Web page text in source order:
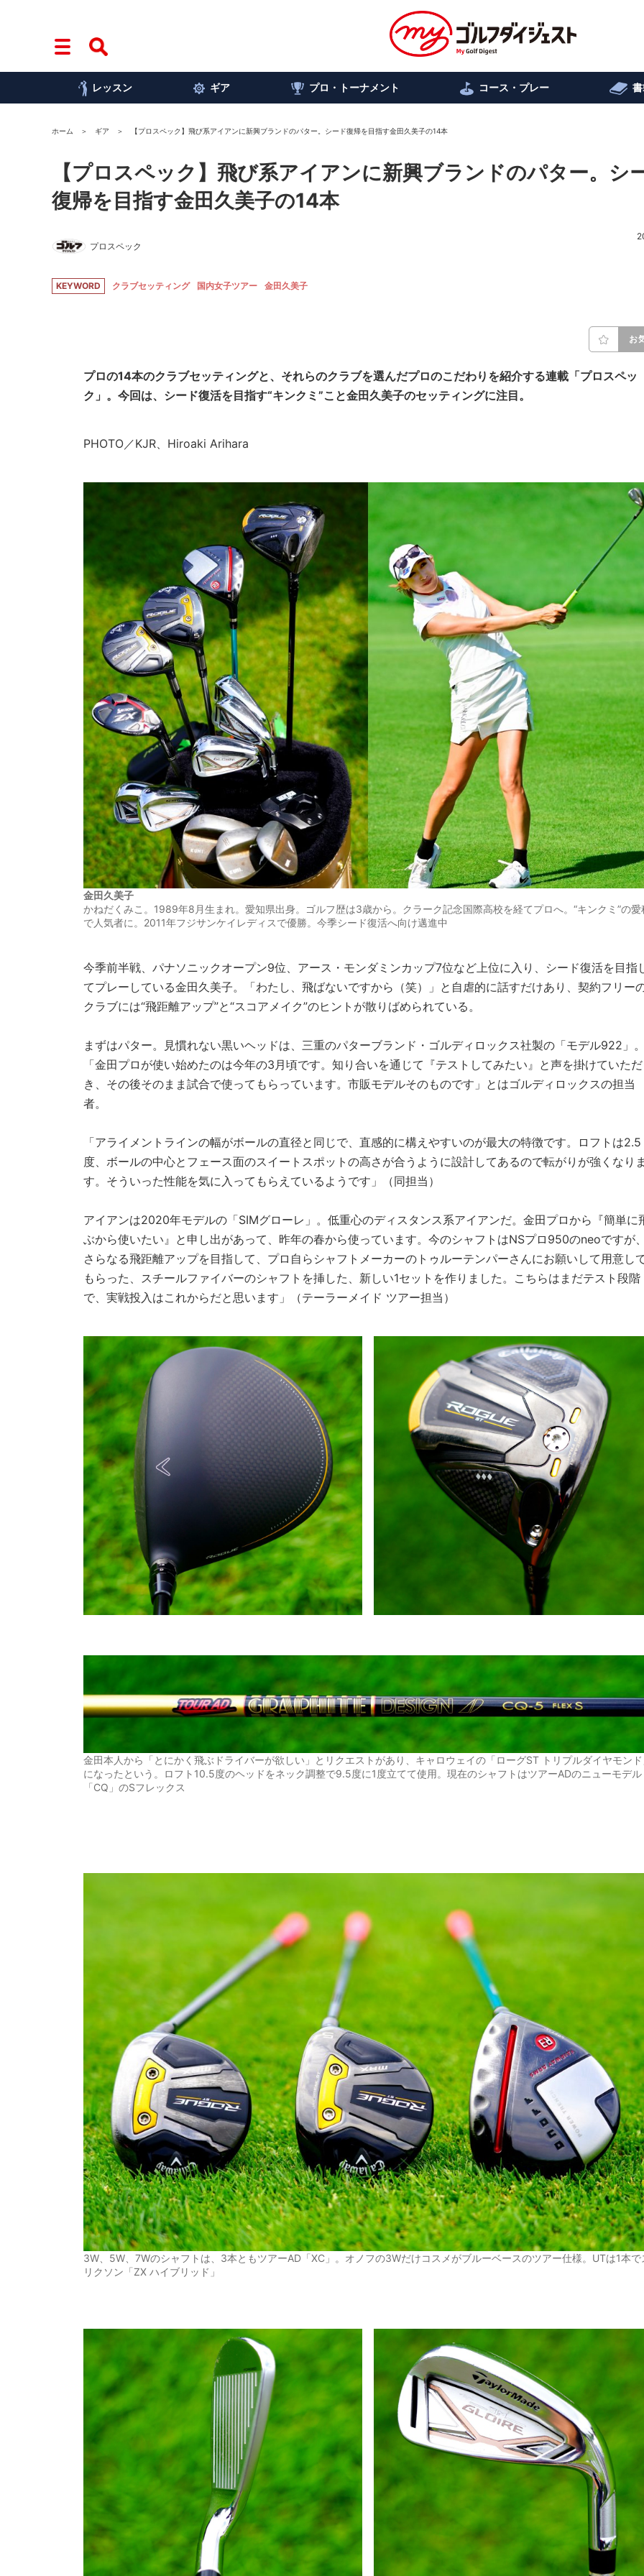
レッスン ギア プロ・トーナメント コース・プレー
ホーム ギア 【プロスペック】飛び系アイアンに新興ブランドのパター。シード復帰を目指す金田久美子の14本
【プロスペック】飛び系アイアンに新興ブランドのパター。シ
復帰を目指す金田久美子の14本
プロスペック
KEYWORD クラブセッティング 国内女子ツアー 金田久美子
お
プロの14本のクラブセッティングと、それらのクラブを選んだプロのこだわりを紹介する連載「プロスペッ
ク」。今回は、シード復活を目指す“キンクミ”こと金田久美子のセッティングに注目。
PHOTO／KJR、Hiroaki Arihara
金田久美子
かねだくみこ。1989年8月生まれ。愛知県出身。ゴルフ歴は3歳から。クラーク記念国際高校を経てプロへ。“キンクミ”の愛
で人気者に。2011年フジサンケイレディスで優勝。今季シード復活へ向け邁進中
今季前半戦、パナソニックオープン9位、アース・モンダミンカップ7位など上位に入り、シード復活を目指
てプレーしている金田久美子。「わたし、飛ばないですから（笑）」と自虐的に話すだけあり、契約フリー
クラブには“飛距離アップ”と“スコアメイク”のヒントが散りばめられている。
まずはパター。見慣れない黒いヘッドは、三重のパターブランド・ゴルディロックス社製の「モデル922」
「金田プロが使い始めたのは今年の3月頃です。知り合いを通じて『テストしてみたい』と声を掛けていただ
き、その後そのまま試合で使ってもらっています。市販モデルそのものです」とはゴルディロックスの担当
者。
「アライメントラインの幅がボールの直径と同じで、直感的に構えやすいのが最大の特徴です。ロフトは2.5
度、ボールの中心とフェース面のスイートスポットの高さが合うように設計してあるので転がりが強くなり
す。そういった性能を気に入ってもらえているようです」（同担当）
アイアンは2020年モデルの「SIMグローレ」。低重心のディスタンス系アイアンだ。金田プロから『簡単に
ぶから使いたい』と申し出があって、昨年の春から使っています。今のシャフトはNSプロ950のneoですが
さらなる飛距離アップを目指して、プロ自らシャフトメーカーのトゥルーテンパーさんにお願いして用意し
もらった、スチールファイバーのシャフトを挿した、新しい1セットを作りました。こちらはまだテスト段階
で、実戦投入はこれからだと思います」（テーラーメイド ツアー担当）
金田本人から「とにかく飛ぶドライバーが欲しい」とリクエストがあり、キャロウェイの「ローグST トリプルダイヤモン
になったという。ロフト10.5度のヘッドをネック調整で9.5度に1度立てて使用。現在のシャフトはツアーADのニューモデル
「CQ」のSフレックス
3W、5W、7Wのシャフトは、3本ともツアーAD「XC」。オノフの3Wだけコスメがブルーベースのツアー仕様。UTは1本で
リクソン「ZX ハイブリッド」